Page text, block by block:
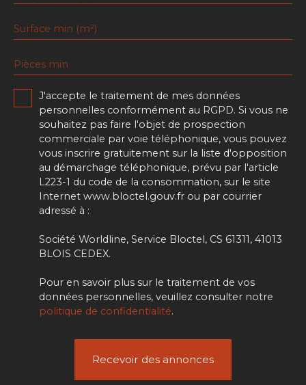
Surface min (m²)
Pièces min
J'accepte le traitement de mes données
personnelles conformément au RGPD. Si vous ne
souhaitez pas faire l'objet de prospection
commerciale par voie téléphonique, vous pouvez
vous inscrire gratuitement sur la liste d'opposition
au démarchage téléphonique, prévu par l'article
L223-1 du code de la consommation, sur le site
Internet www.bloctel.gouv.fr ou par courrier
adressé à :
Société Worldline, Service Bloctel, CS 61311, 41013
BLOIS CEDEX.
Pour en savoir plus sur le traitement de vos
données personnelles, veuillez consulter notre
politique de confidentialité.
Recevoir des annonces